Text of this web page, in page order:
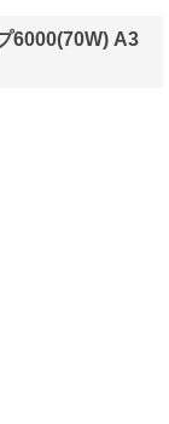
6000(70W) A3